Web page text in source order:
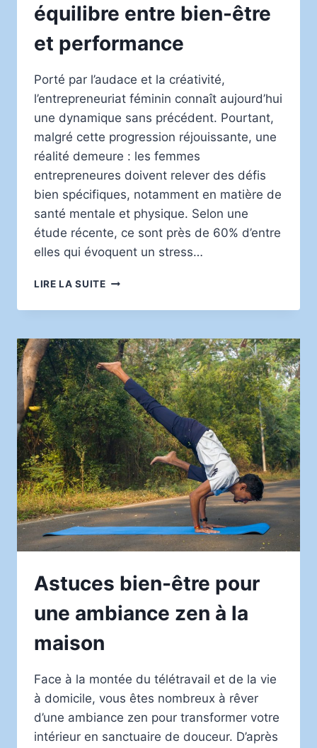
équilibre entre bien-être
et performance
Porté par l’audace et la créativité,
l’entrepreneuriat féminin connaît aujourd’hui
une dynamique sans précédent. Pourtant,
malgré cette progression réjouissante, une
réalité demeure : les femmes
entrepreneures doivent relever des défis
bien spécifiques, notamment en matière de
santé mentale et physique. Selon une
étude récente, ce sont près de 60% d’entre
elles qui évoquent un stress…
LIRE LA SUITEENTREPRENEURIAT
:
ENTRE
BIEN-
ÊTRE
ET
PERFORMANCE
Astuces bien-être pour
une ambiance zen à la
maison
Face à la montée du télétravail et de la vie
à domicile, vous êtes nombreux à rêver
d’une ambiance zen pour transformer votre
intérieur en sanctuaire de douceur. D’après